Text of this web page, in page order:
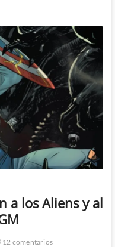
a los Aliens y al
12 comentarios